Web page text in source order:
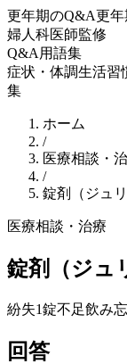
更年期のQ&A更年
婦人科医師監修
Q&A 用語集
症状・体調生活習
集
ホーム
/
医療相談・
/
錠剤（ジュ
医療相談・治療
錠剤（ジュ
紛失1錠不足飲み
回答